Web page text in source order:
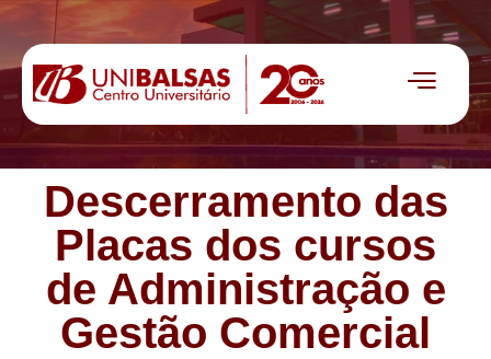
Descerramento das
Placas dos cursos
de Administração e
Gestão Comercial